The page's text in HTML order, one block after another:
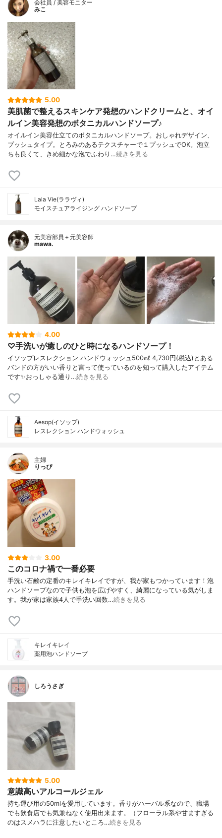
会社員 / 美容モニター
みこ
5.00
美肌菌で整えるスキンケア発想のハンドクリームと、オイ
ルイン美容発想のボタニカルハンドソープ♪
オイルイン美容仕立てのボタニカルハンドソープ。おしゃれデザイン、
プッシュタイプ。とろみのあるテクスチャーで１プッシュでOK。泡立
ちも良くて、きめ細かな泡でふわり…続きを見る
Lala Vie(ララヴィ)
モイスチュアライジング ハンドソープ
元美容部員＋元美容師
mawa.
4.00
♡手洗いが癒しのひと時になるハンドソープ！
イソップレスレクション ハンドウォッシュ500㎖ 4,730円(税込)とある
バンドの方がいい香りと言って使っているのを知って購入したアイテム
です✨おっしゃる通り…続きを見る
Aesop(イソップ)
レスレクション ハンドウォッシュ
主婦
りっぴ
3.00
このコロナ禍で一番必要
手洗い石鹸の定番のキレイキレイですが、我が家もつかっています！泡
ハンドソープなので子供も泡を広げやすく、綺麗になっている気がしま
す。我が家は家族4人で手洗い回数…続きを見る
キレイキレイ
薬用泡ハンドソープ
しろうさぎ
5.00
意識高いアルコールジェル
持ち運び用の50mlを愛用しています。香りがハーバル系なので、職場
でも飲食店でも気兼ねなく使用出来ます。（フローラル系や甘ますぎる
のはスメハラに注意したいところ…続きを見る